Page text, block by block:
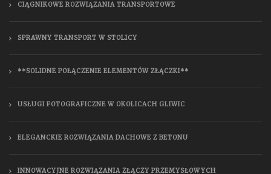
CIĄGNIKOWE ROZWIĄZANIA TRANSPORTOWE
SPRAWNY TRANSPORT W STOLICY
**SOLIDNE POŁĄCZENIE ELEMENTÓW ZŁĄCZKI**
USŁUGI FOTOGRAFICZNE W OKOLICACH GLIWIC
ELEGANCKIE ROZWIĄZANIA DACHOWE Z BETONU
INNOWACYJNE ROZWIĄZANIA ZŁĄCZY PRZEMYSŁOWYCH